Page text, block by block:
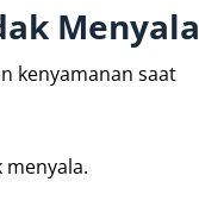
Menyala
kenyamanan saat